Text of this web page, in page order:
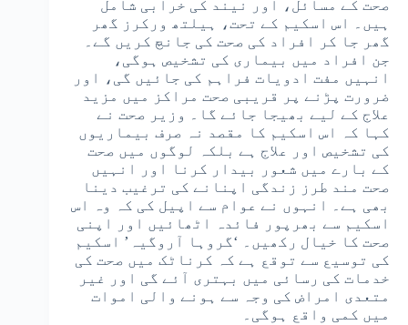
صحت کے مسائل، اور نیند کی خرابی شامل
ہیں۔ اس اسکیم کے تحت، ہیلتھ ورکرز گھر
گھر جا کر افراد کی صحت کی جانچ کریں گے۔
جن افراد میں بیماری کی تشخیص ہوگی،
انہیں مفت ادویات فراہم کی جائیں گی، اور
ضرورت پڑنے پر قریبی صحت مراکز میں مزید
علاج کے لیے بھیجا جائے گا۔ وزیر صحت نے
کہا کہ اس اسکیم کا مقصد نہ صرف بیماریوں
کی تشخیص اور علاج ہے بلکہ لوگوں میں صحت
کے بارے میں شعور بیدار کرنا اور انہیں
صحت مند طرز زندگی اپنانے کی ترغیب دینا
بھی ہے۔ انہوں نے عوام سے اپیل کی کہ وہ اس
اسکیم سے بھرپور فائدہ اٹھائیں اور اپنی
صحت کا خیال رکھیں۔ ‘گروہا آروگیہ’ اسکیم
کی توسیع سے توقع ہے کہ کرناٹک میں صحت کی
خدمات کی رسائی میں بہتری آئے گی اور غیر
متعدی امراض کی وجہ سے ہونے والی اموات
میں کمی واقع ہوگی۔